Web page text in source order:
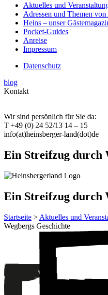
Aktuelles und
Adressen und Themen
Heins – unser
Pocket-Guides
Anreise
Impressum
Datenschutz
blog
Kontakt
Wir sind persönlich für Sie da:
T +49 (0) 24 52/13 14 – 15
info(at)heinsberger-land(dot)de
Ein Streifzug durch
Ein Streifzug durch
Startseite > Aktuelles und
Wegbergs Geschichte